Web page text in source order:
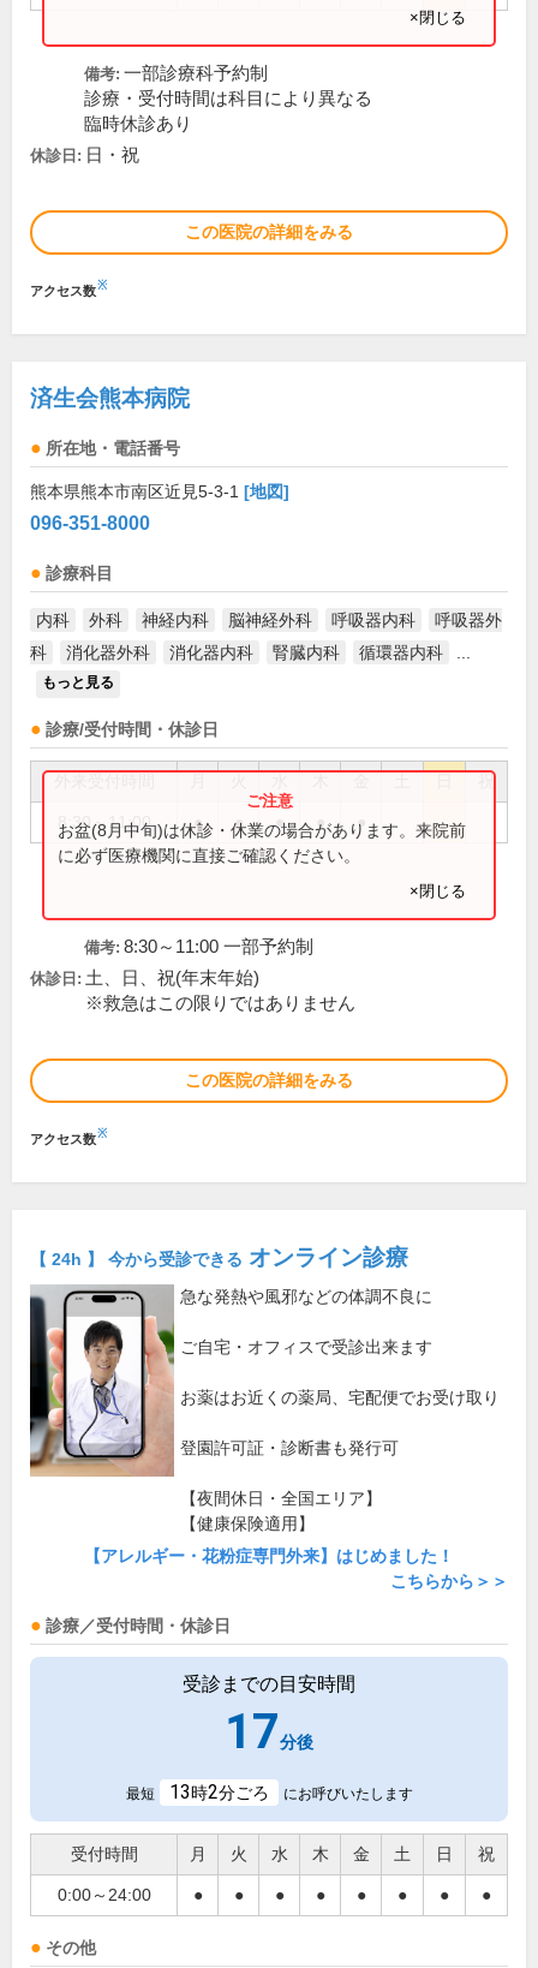
×閉じる
備考: 一部診療科予約制
診療・受付時間は科目により異なる
臨時休診あり
休診日: 日・祝
この医院の詳細をみる
アクセス数※
済生会熊本病院
所在地・電話番号
熊本県熊本市南区近見5-3-1 [地図]
096-351-8000
診療科目
内科 外科 神経内科 脳神経外科 呼吸器内科
呼吸器外
科
消化器外科 消化器内科 腎臓内科 循環器内科
もっと見る
診療/受付時間・休診日
祝
8:30～11:00 ● ● ● ● ●
お盆(8月中旬)は休診・休業の場合があります。来院前
に必ず医療機関に直接ご確認ください。
×閉じる
備考: 8:30～11:00 一部予約制
休診日: 土、日、祝(年末年始)
※救急はこの限りではありません
この医院の詳細をみる
アクセス数※
【 24h 】 今から受診できる オンライン診療
急な発熱や風邪などの体調不良に
ご自宅・オフィスで受診出来ます
お薬はお近くの薬局、宅配便でお受け取り
登園許可証・診断書も発行可
【夜間休日・全国エリア】
【健康保険適用】
【アレルギー・花粉症専門外来】はじめました！
こちらから＞＞
診療／受付時間・休診日
受診までの目安時間
17分後
最短 13時2分ごろ にお呼びいたします
受付時間 月 火 水 木 金 土 日 祝
0:00～24:00 ● ● ● ● ● ● ● ●
その他